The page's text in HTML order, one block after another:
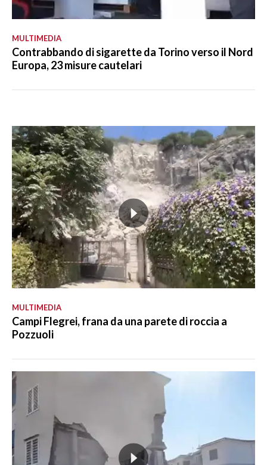
MULTIMEDIA
Contrabbando di sigarette da Torino verso il Nord
Europa, 23 misure cautelari
MULTIMEDIA
Campi Flegrei, frana da una parete di roccia a
Pozzuoli